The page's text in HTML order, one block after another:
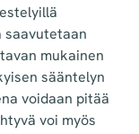
mukainen
sääntelyn
voidaan pitää
voi myös